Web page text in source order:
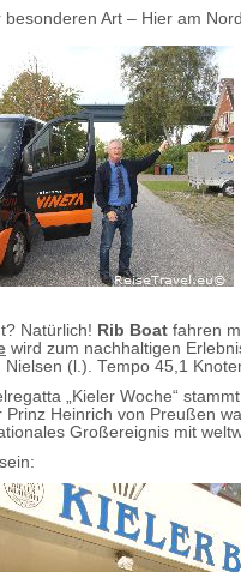
Art – Hier am
Natürlich! Rib Boat fahren
wird zum nachhaltigen
Nielsen (l.). Tempo 45,1
„Kieler Woche“
Prinz Heinrich von Preußen
Großereignis mit